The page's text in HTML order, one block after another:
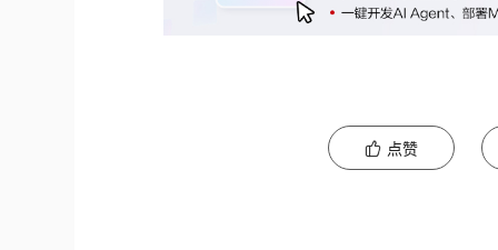
点赞